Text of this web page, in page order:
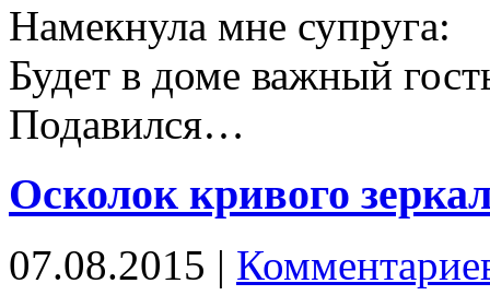
Намекнула мне супруга:
Будет в доме важный
Подавился…
Осколок кривого
07.08.2015 |